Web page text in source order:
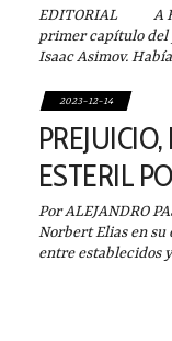
EDITORIAL A
primer capítulo del
Isaac Asimov.
2023-12-14
ESTERIL
Por ALEJANDRO
Norbert Elias en su
entre establecidos